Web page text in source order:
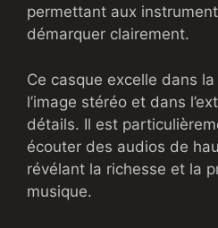
permettant aux
démarquer clairement.
Ce casque excelle dans
l’image stéréo et dans
détails. Il est
écouter des audios de
révélant la richesse et la
musique.